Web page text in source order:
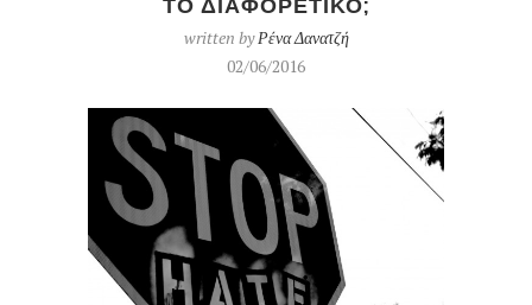
ΤΟ ΔΙΑΦΟΡΕΤΙΚΟ;
written byΡένα Δανατζή
02/06/2016